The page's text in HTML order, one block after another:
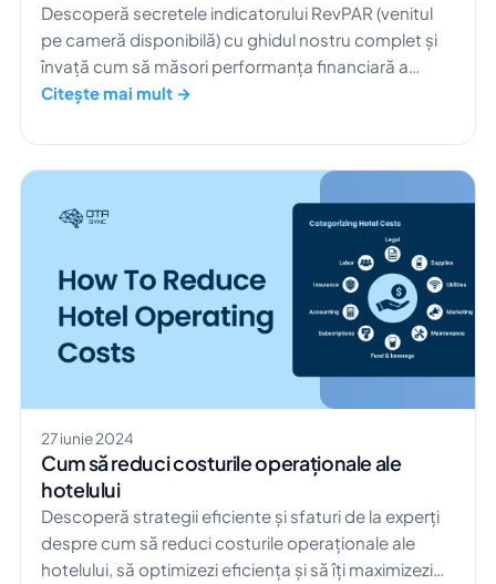
Descoperă secretele indicatorului RevPAR (venitul
pe cameră disponibilă) cu ghidul nostru complet și
învață cum să măsori performanța financiară a
hotelului tău.
Citește mai mult →
27 iunie 2024
Cum să reduci costurile operaționale ale
hotelului
Descoperă strategii eficiente și sfaturi de la experți
despre cum să reduci costurile operaționale ale
hotelului, să optimizezi eficiența și să îți maximizezi